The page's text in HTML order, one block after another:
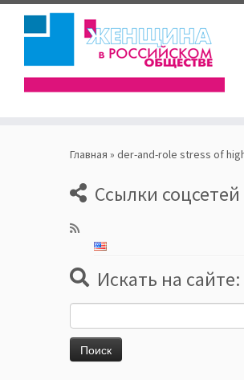
Главная » der-and-role stress of
Ссылки соцсетей
Искать на сайте: